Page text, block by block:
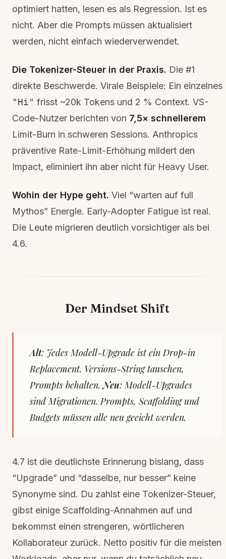
optimiert hatten, lesen es als Regression. Ist es
nicht. Aber die Prompts müssen aktualisiert
werden, nicht einfach wiederverwendet.
Die Tokenizer-Steuer in der Praxis. Die #1
direkte Beschwerde. Virale Beispiele: Ein einzelnes
"Hi" frisst ~20k Tokens und 2 % Context. VS-
Code-Nutzer berichten von 7,5× schnellerem
Limit-Burn in schweren Sessions. Anthropics
präventive Rate-Limit-Erhöhung mildert den
Impact, eliminiert ihn aber nicht für Heavy User.
Wohin der Hype geht. Viel “warten auf full
Mythos” Energie. Early-Adopter Fatigue ist real.
Die Leute migrieren deutlich vorsichtiger als bei
4.6.
Der Mindset Shift
Alt: Jedes Modell-Upgrade ist ein Drop-in
Replacement. Versions-String tauschen,
Prompts behalten.Neu: Modell-Upgrades
sind Migrationen. Prompts, Scaffolding und
Budgets müssen alle neu geeicht werden.
4.7 ist die deutlichste Erinnerung bislang, dass
“Upgrade” und “dasselbe, nur besser” keine
Synonyme sind. Du zahlst eine Tokenizer-Steuer,
gibst einige Scaffolding-Annahmen auf und
bekommst einen strengeren, wörtlicheren
Kollaborateur zurück. Netto positiv für die meisten